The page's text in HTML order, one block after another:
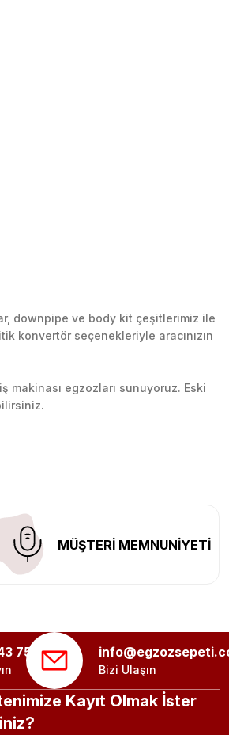
downpipe ve body kit çeşitlerimiz ile
konvertör seçenekleriyle aracınızın
makinası egzozları sunuyoruz. Eski
ile teslimat gerçekleştiriyoruz.
MÜŞTERİ MEMNUNİYETİ
75 56
Bizi Ulaşın
Kayıt Olmak İster